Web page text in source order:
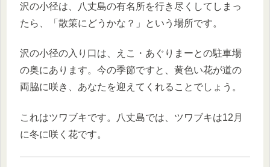
沢の小径は、八丈島の有名所を行き尽くしてしまっ
たら、「散策にどうかな？」という場所です。
沢の小径の入り口は、えこ・あぐりまーとの駐車場
の奥にあります。今の季節ですと、黄色い花が道の
両脇に咲き、あなたを迎えてくれることでしょう。
これはツワブキです。八丈島では、ツワブキは12月
に冬に咲く花です。